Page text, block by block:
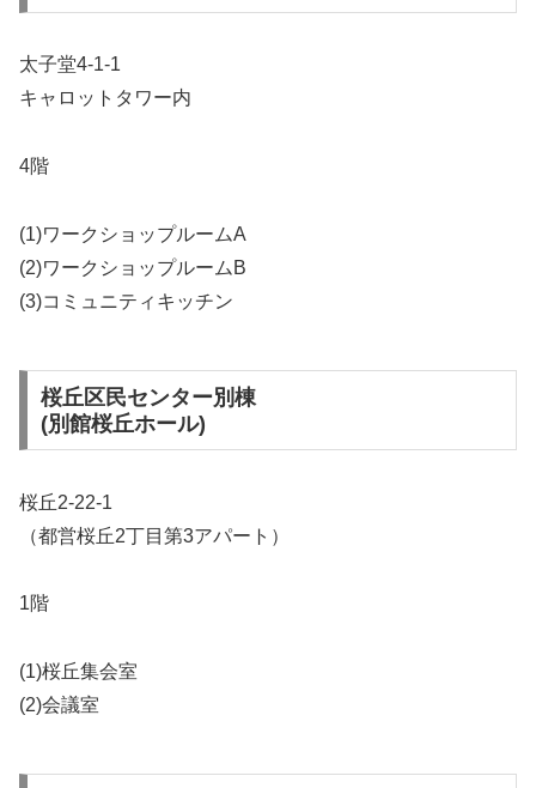
太子堂4-1-1
キャロットタワー内
4階
(1)ワークショップルームA
(2)ワークショップルームB
(3)コミュニティキッチン
桜丘区民センター別棟
(別館桜丘ホール)
桜丘2-22-1
（都営桜丘2丁目第3アパート）
1階
(1)桜丘集会室
(2)会議室